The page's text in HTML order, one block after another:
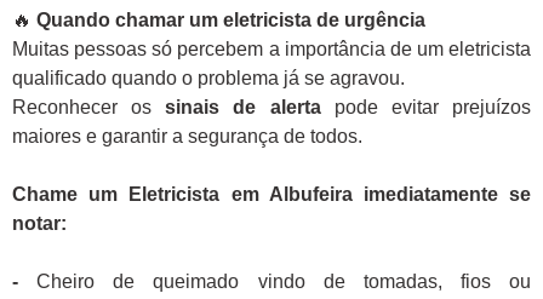
🔥 Quando chamar um eletricista de urgência
Muitas pessoas só percebem a importância de um eletricista
qualificado quando o problema já se agravou.
Reconhecer ossinais de alertapode evitar prejuízos
maiores e garantir a segurança de todos.
Chame um Eletricista em Albufeira imediatamente se
notar:
-Cheiro de queimado vindo de tomadas, fios ou